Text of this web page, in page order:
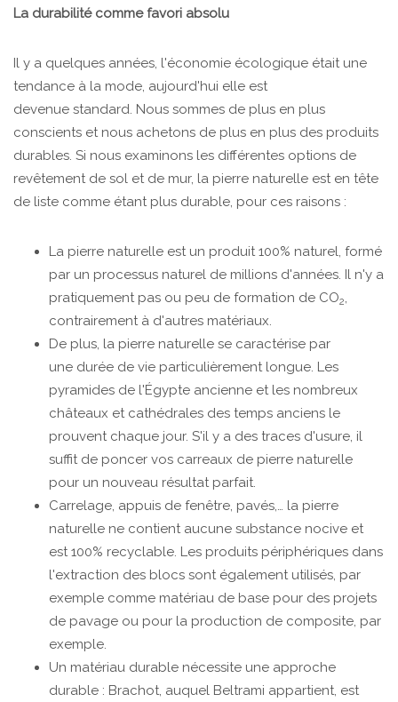
La durabilité comme favori absolu
Il y a quelques années, l'économie écologique était une
tendance à la mode, aujourd'hui elle est
devenue standard. Nous sommes de plus en plus
conscients et nous achetons de plus en plus des produits
durables. Si nous examinons les différentes options de
revêtement de sol et de mur, la pierre naturelle est en tête
de liste comme étant plus durable, pour ces raisons :
La pierre naturelle est un produit 100% naturel, formé
par un processus naturel de millions d'années. Il n'y a
pratiquement pas ou peu de formation de CO2,
contrairement à d'autres matériaux.
De plus, la pierre naturelle se caractérise par
une durée de vie particulièrement longue. Les
pyramides de l'Égypte ancienne et les nombreux
châteaux et cathédrales des temps anciens le
prouvent chaque jour. S'il y a des traces d'usure, il
suffit de poncer vos carreaux de pierre naturelle
pour un nouveau résultat parfait.
Carrelage, appuis de fenêtre, pavés,… la pierre
naturelle ne contient aucune substance nocive et
est 100% recyclable. Les produits périphériques dans
l'extraction des blocs sont également utilisés, par
exemple comme matériau de base pour des projets
de pavage ou pour la production de composite, par
exemple.
Un matériau durable nécessite une approche
durable : Brachot, auquel Beltrami appartient, est